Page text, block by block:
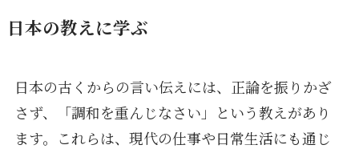
日本の教えに学ぶ
日本の古くからの言い伝えには、正論を振りかざ
さず、「調和を重んじなさい」という教えがあり
ます。これらは、現代の仕事や日常生活にも通じ